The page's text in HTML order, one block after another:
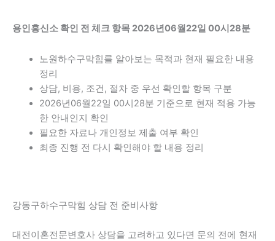
용인흥신소 확인 전 체크 항목 2026년06월22일 00시28분
노원하수구막힘를 알아보는 목적과 현재 필요한 내용
정리
상담, 비용, 조건, 절차 중 우선 확인할 항목 구분
2026년06월22일 00시28분 기준으로 현재 적용 가능
한 안내인지 확인
필요한 자료나 개인정보 제출 여부 확인
최종 진행 전 다시 확인해야 할 내용 정리
강동구하수구막힘 상담 전 준비사항
대전이혼전문변호사 상담을 고려하고 있다면 문의 전에 현재